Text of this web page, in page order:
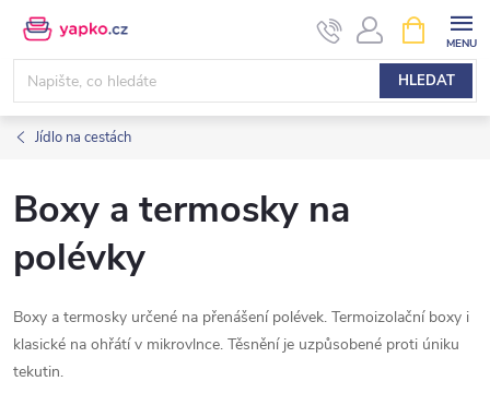
Přejít
obsah
HLEDAT
NÁKUPNÍ
KOŠÍK
Jídlo na cestách
Boxy a termosky na
polévky
Boxy a termosky určené na přenášení polévek. Termoizolační boxy i
klasické na ohřátí v mikrovlnce. Těsnění je uzpůsobené proti úniku
tekutin.